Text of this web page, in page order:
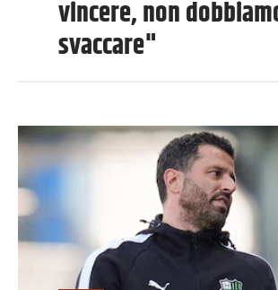
vincere, non
svaccare"